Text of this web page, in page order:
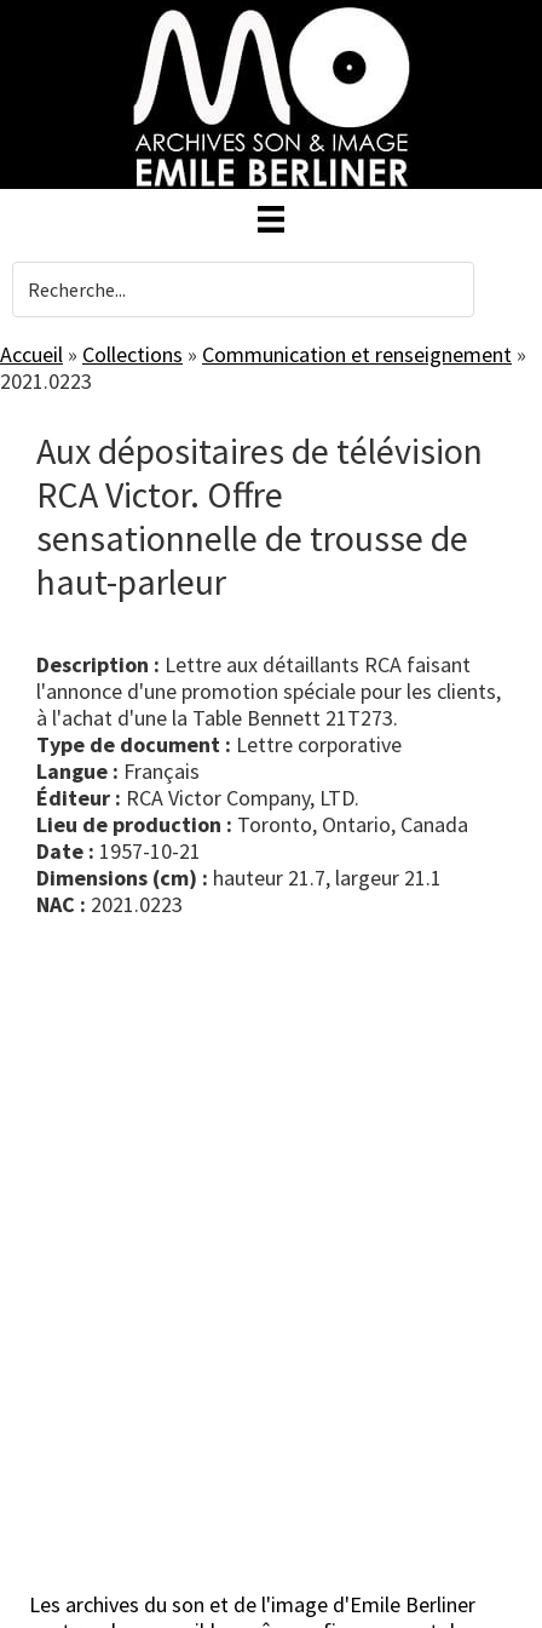
Accueil » Collections » Communication et renseignement »
2021.0223
Aux dépositaires de télévision
RCA Victor. Offre
sensationnelle de trousse de
haut-parleur
Description : Lettre aux détaillants RCA faisant
l'annonce d'une promotion spéciale pour les clients,
à l'achat d'une la Table Bennett 21T273.
Type de document :
lettre corporative
Langue : Français
Éditeur : RCA Victor Company, LTD.
Lieu de production : Toronto, Ontario, Canada
Date : 1957-10-21
Dimensions (cm) : hauteur 21.7, largeur 21.1
NAC : 2021.0223
Les archives du son et de l'image d'Emile Berliner